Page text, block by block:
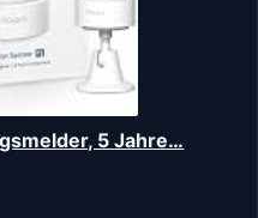
5 Jahre…